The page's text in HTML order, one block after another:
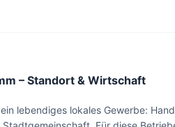
– Standort & Wirtschaft
lebendiges lokales Gewerbe: